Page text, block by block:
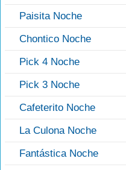
Paisita Noche
Chontico Noche
Pick 4 Noche
Pick 3 Noche
Cafeterito Noche
La Culona Noche
Fantástica Noche